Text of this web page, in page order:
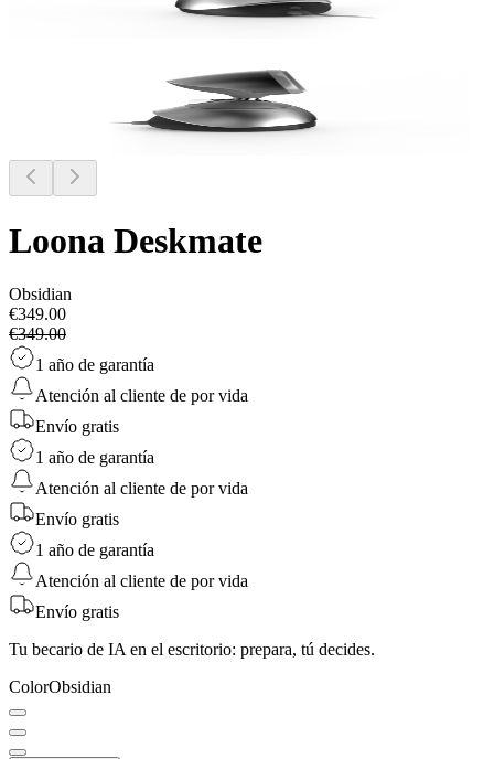
Loona Deskmate
Obsidian
€349.00
€349.00
1 año de garantía
Atención al cliente de por vida
Envío gratis
1 año de garantía
Atención al cliente de por vida
Envío gratis
1 año de garantía
Atención al cliente de por vida
Envío gratis
Tu becario de IA en el escritorio: prepara, tú decides.
ColorObsidian